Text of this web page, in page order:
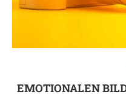
EMOTIONALEN